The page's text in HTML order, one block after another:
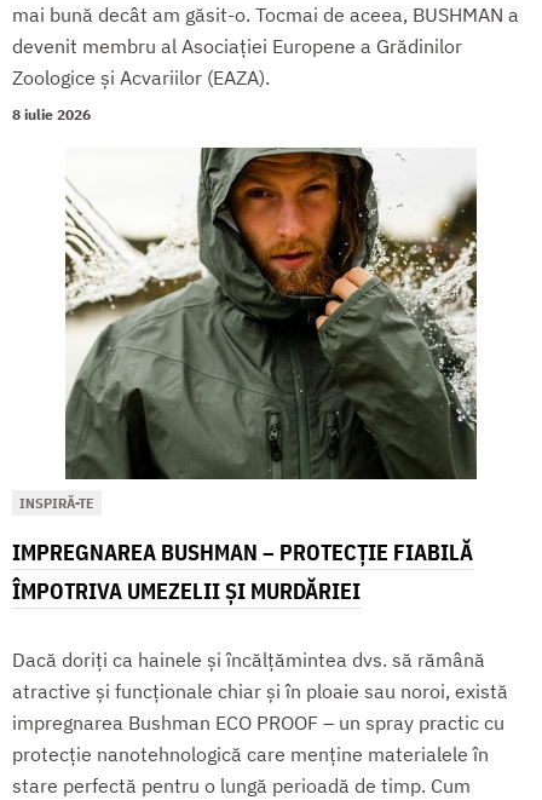
mai bună decât am găsit-o. Tocmai de aceea, BUSHMAN a
devenit membru al Asociației Europene a Grădinilor
Zoologice și Acvariilor (EAZA).
8 iulie 2026
INSPIRĂ-TE
IMPREGNAREA BUSHMAN – PROTECȚIE FIABILĂ
ÎMPOTRIVA UMEZELII ȘI MURDĂRIEI
Dacă doriți ca hainele și încălțămintea dvs. să rămână
atractive și funcționale chiar și în ploaie sau noroi, există
impregnarea Bushman ECO PROOF – un spray practic cu
protecție nanotehnologică care menține materialele în
stare perfectă pentru o lungă perioadă de timp. Cum